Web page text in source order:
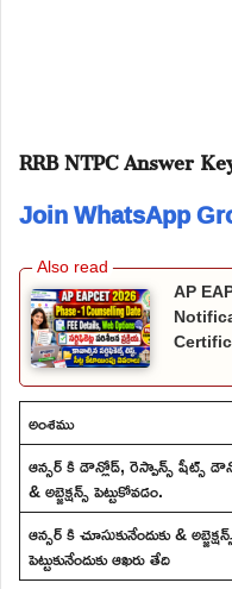
RRB NTPC Answer
Join WhatsApp
AP
అంశము
ఆన్సర్ కి డౌన్లోడ్, రెస్పాన్స్ షీట్స్
& అబ్జెక్షన్స్ పెట్టుకోవడం.
ఆన్సర్ కి చూసుకునేందుకు &
పెట్టుకునేందుకు ఆఖరు తేది